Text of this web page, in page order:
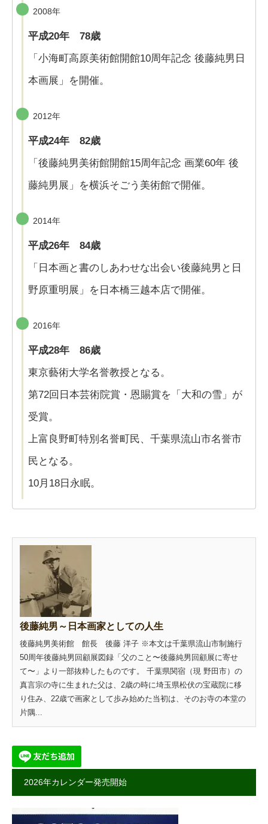
2008年
平成20年 78歳
「小海町高原美術館開館10周年記念 後藤純男日
本画展」を開催。
2012年
平成24年 82歳
「後藤純男美術館開館15周年記念 画業60年 後
藤純男展」を横浜そごう美術館で開催。
2014年
平成26年 84歳
「日本画と書のしあわせな出会い後藤純男と日
野原重明展」を日本橋三越本店で開催。
2016年
平成28年 86歳
東京藝術大学名誉教授となる。
第72回日本芸術院賞・恩賜賞を「大和の雪」が
受賞。
上富良野町特別名誉町民、千葉県流山市名誉市
民となる。
10月18日永眠。
後藤純男～日本画家としての人生
後藤純男美術館 館長 後藤 洋子 ※本文は千葉県流山市制施行
50周年後藤純男回顧展図録「父のこと〜後藤純男回顧展に寄せ
て〜」より一部抜粋したものです。 千葉県関宿（現 野田市）の
真言宗の寺に生まれた父は、2歳の時に埼玉県松伏の宝蔵院に移
り住み、22歳で画家として歩み始めた当初は、そのお寺の本堂の
片隅...
2026年カレンダー発売開始